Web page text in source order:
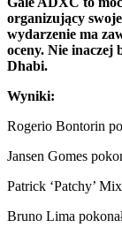
organizujący
wydarzenie ma
oceny. Nie inaczej
Dhabi.
Wyniki:
Rogerio Bontorin
Jansen Gomes
Patrick ‘Patchy’
Bruno Lima